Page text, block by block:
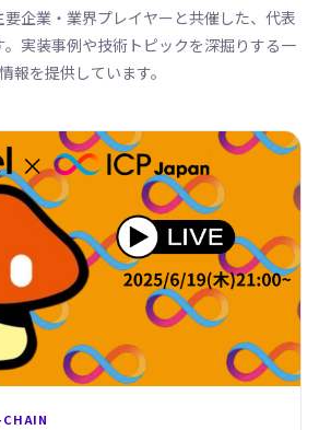
企業・業界プレイヤーと共催した、代表
実装事例や技術トピックを深掘りする一
報を提供しています。